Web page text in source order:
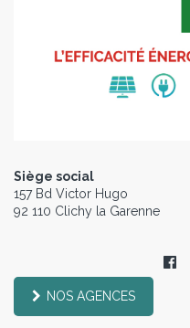
Siège social
157 Bd Victor Hugo
92 110 Clichy la Garenne
NOS AGENCES